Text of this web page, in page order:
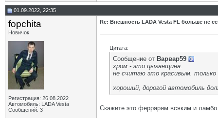
01.09.2022, 22:35
fopchita
Новичок
Регистрация: 26.08.2022
Автомобиль: LADA Vesta
Сообщений: 3
Re: Внешность LADA Vesta FL больше не
Цитата:
Сообщение от Варвар59
хром - это цыганщина.
не считаю это красивым. только
хороший, дорогой автомобиль
Скажите это феррарям всяким и